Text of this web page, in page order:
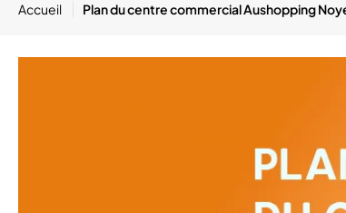
Accueil Plan du centre commercial Aushopping